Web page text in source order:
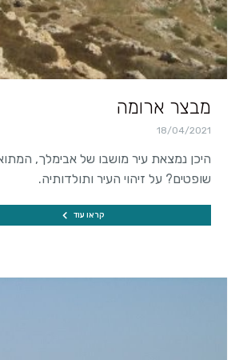
מבצר ארומה
18/04/2021
היכן נמצאת עיר מושבו של אבימלך,
שופטים? על זיהוי העיר ותולדותיה.
קראו עוד